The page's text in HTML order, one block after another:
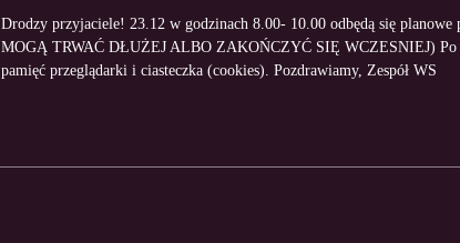
Drodzy przyjaciele! 23.12 w godzinach 8.00- 10.00 odbędą się
MOGĄ TRWAĆ DŁUŻEJ ALBO ZAKOŃCZYĆ SIĘ WCZESNIEJ) Po
pamięć przeglądarki i ciasteczka (cookies). Pozdrawiamy, Zespół WS